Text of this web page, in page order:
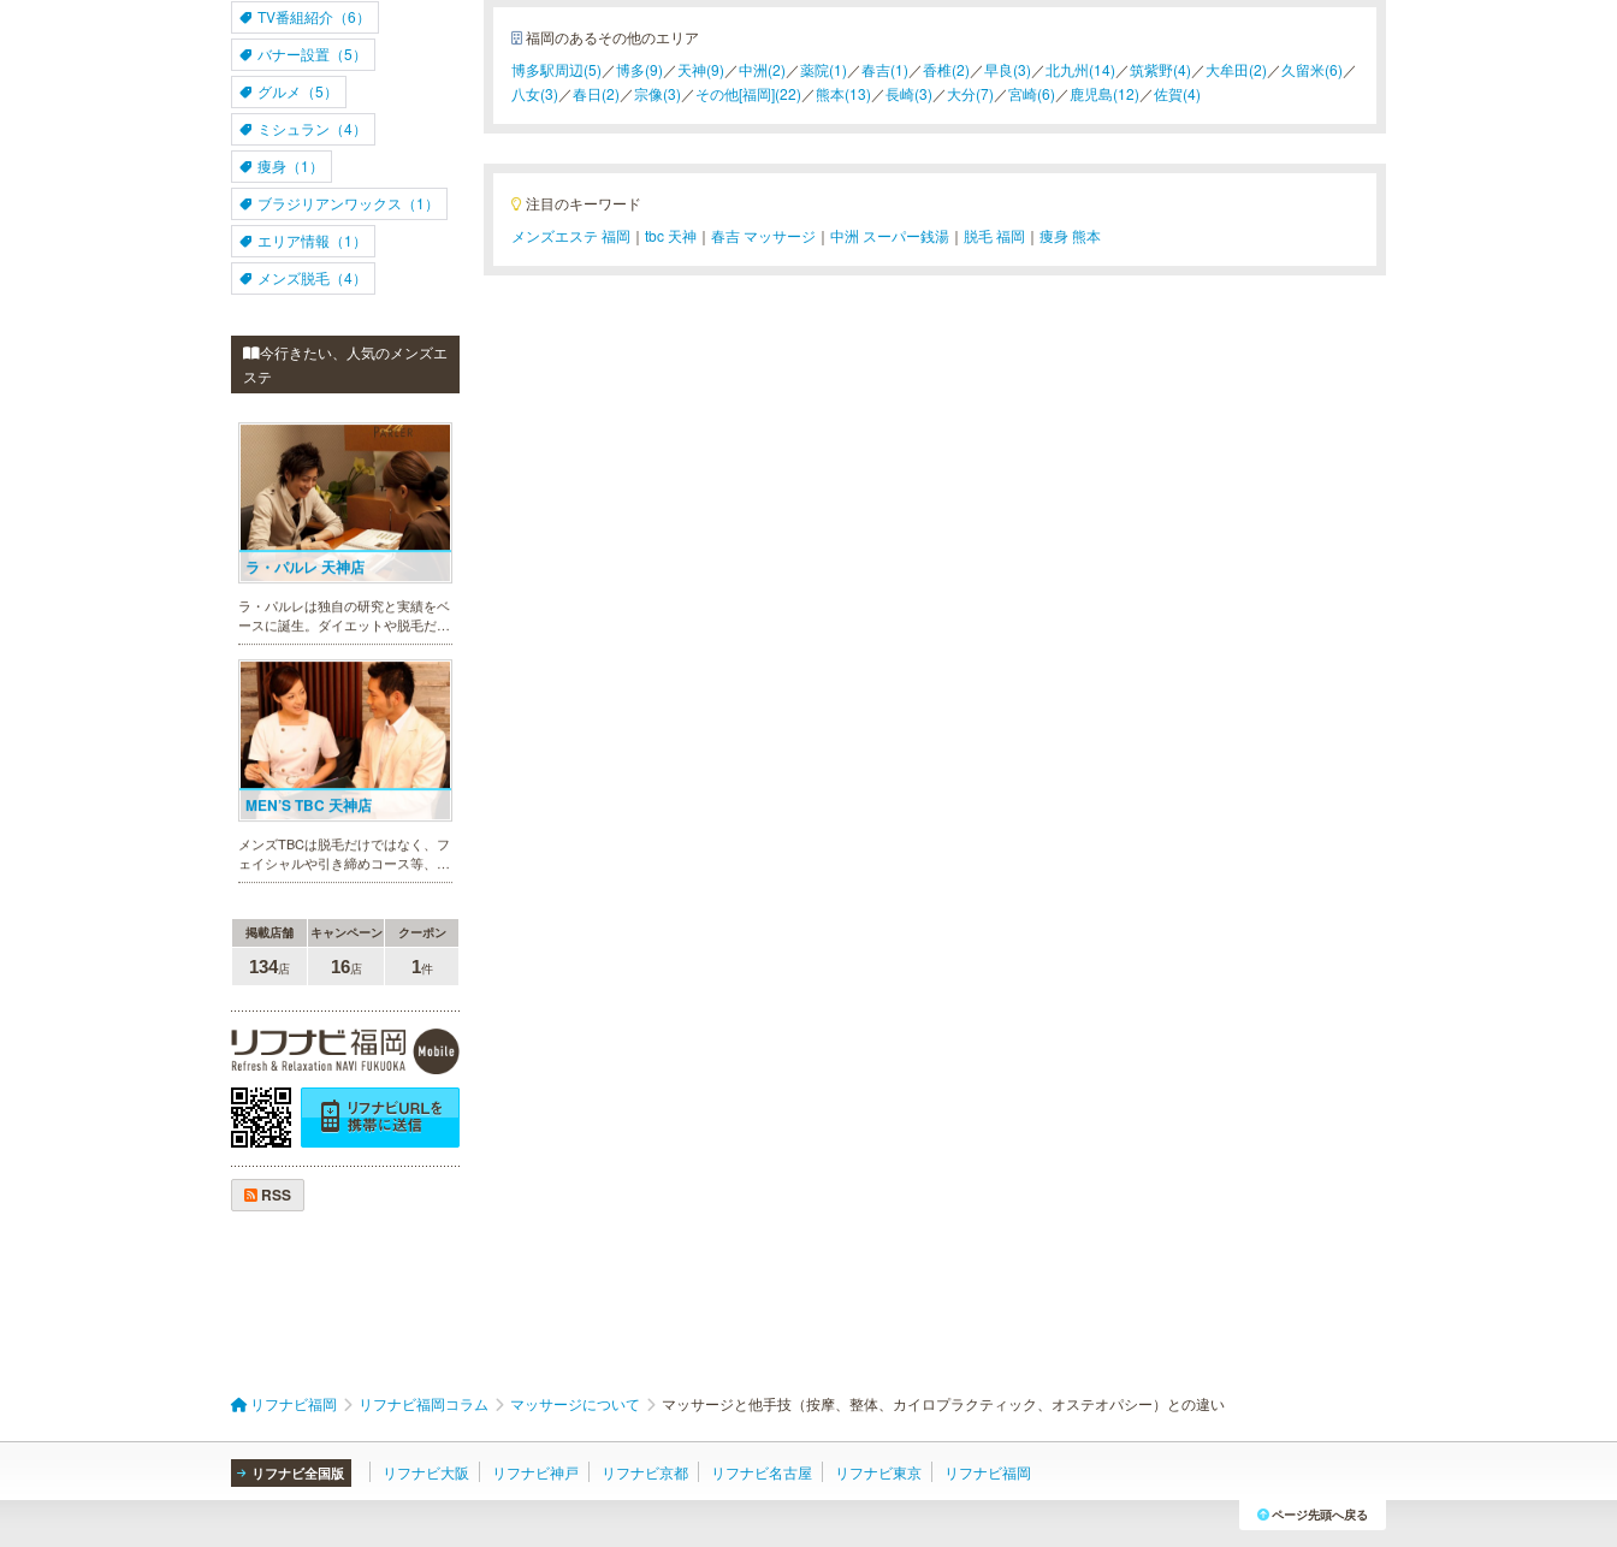
TV番組紹介（6）
バナー設置（5）
グルメ（5）
ミシュラン（4）
痩身（1）
ブラジリアンワックス（1）
エリア情報（1）
メンズ脱毛（4）
今行きたい、人気のメンズエ
ステ
万葉の湯 博多
便利なのにくつろげる上質な温泉が
博多に誕生しました。九州の東西を
代表する名湯、大分・由布院と佐
賀・武雄から毎日運び込む最上質の
温泉を、高級旅館のような空間で、
手軽にお楽しみいただけます。
メンズTBCはライフスタイルにリン
クした豊富なメニューをご提案。カ
ェイスケア等、お客様のニーズにマ
ッチした施術で日常に寄り添いま
す。まずはお得な体験コースをチェ
ック。
ラ・パルレ 天神店
ラ・パルレは独自の研究と実績をベ
ースに誕生。ダイエットや脱毛だけ
ではなく、フェイシャルやヒーリン
グエステ等外側からも内側からも美
しくなるメニューを豊富に取り揃え
ております。お得な体験コースも必
見です。
MEN’S TBC 天神店
メンズTBCは脱毛だけではなく、フ
ェイシャルや引き締めコース等、豊
富なメニューを取り揃え、男性の健
の方にも安心の、お得な体験コース
も多数ご用意しております。
神院
メンズリゼクリニックの永久脱毛が
全国で受けられます。多くの男性患
者様にご支持頂き、新宿1院から始
まったメンズリゼクリニックが、現
るクリニックになりました。
温泉を、高級旅館のような空間で、
手軽にお楽しみいただけます。
MEN’S TBC 博多本店（バスタ
掲載店舗 キャンペーン クーポン
134店 16店 1件
RSS
福岡のあるその他のエリア
博多駅周辺(5) ／博多(9) ／天神(9) ／中洲(2) ／薬院(1) ／春吉(1) ／香椎(2) ／早良(3) ／北九州(14) ／筑紫野(4) ／大牟田(2) ／久留米(6) ／
八女(3) ／春日(2) ／宗像(3) ／その他[福岡](22) ／熊本(13) ／長崎(3) ／大分(7) ／宮崎(6) ／ 鹿児島(12) ／佐賀(4)
注目のキーワード
メンズエステ 福岡 ｜ tbc 天神 ｜ 春吉 マッサージ ｜ 中洲 スーパー銭湯 ｜ 脱毛 福岡 ｜ 痩身 熊本
リフナビ福岡 リフナビ福岡コラム マッサージについて マッサージと他手技（按摩、整体、カイロプラクティック、オステオパシー）との違い
リフナビ全国版 リフナビ大阪 リフナビ神戸 リフナビ京都 リフナビ名古屋 リフナビ東京 リフナビ福岡
ページ先頭へ戻る